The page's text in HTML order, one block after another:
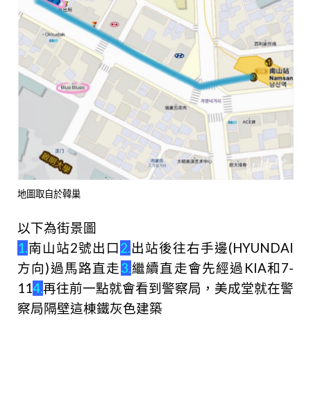
地圖取自於韓巢
以下為街景圖
1.南山站2號出口2.出站後往右手邊(HYUNDAI
方向)過馬路直走3.繼續直走會先經過KIA和7-
114.再往前一點就會看到警察局，美成堂就在警
察局隔壁這棟鐵灰色建築